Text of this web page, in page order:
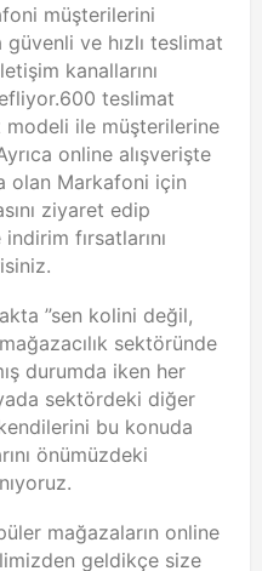
müşterilerini
ve hızlı teslimat
kanallarını
teslimat
modeli ile müşterilerine
online alışverişte
olan Markafoni için
ziyaret edip
indirim fırsatlarını
”sen kolini değil,
sektöründe
durumda iken her
sektördeki diğer
bu konuda
önümüzdeki
mağazaların online
geldikçe size